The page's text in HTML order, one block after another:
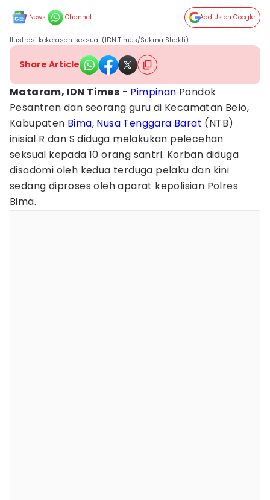
News Channel Add Us on Google
Ilustrasi kekerasan seksual (IDN Times/Sukma Shakti)
Share Article
Mataram, IDN Times - Pimpinan Pondok
Pesantren dan seorang guru di Kecamatan Belo,
Kabupaten Bima, Nusa Tenggara Barat (NTB)
inisial R dan S diduga melakukan pelecehan
seksual kepada 10 orang santri. Korban diduga
disodomi oleh kedua terduga pelaku dan kini
sedang diproses oleh aparat kepolisian Polres
Bima.